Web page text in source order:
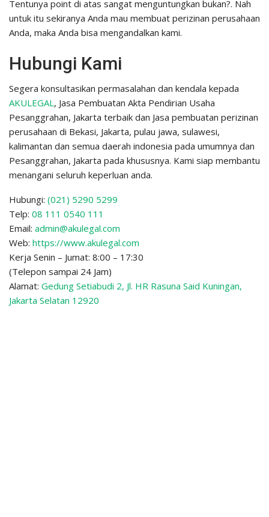
Tentunya point di atas sangat menguntungkan bukan?. Nah
untuk itu sekiranya Anda mau membuat perizinan perusahaan
Anda, maka Anda bisa mengandalkan kami.
Hubungi Kami
Segera konsultasikan permasalahan dan kendala kepada
AKULEGAL, Jasa Pembuatan Akta Pendirian Usaha
Pesanggrahan, Jakarta terbaik dan Jasa pembuatan perizinan
perusahaan di Bekasi, Jakarta, pulau jawa, sulawesi,
kalimantan dan semua daerah indonesia pada umumnya dan
Pesanggrahan, Jakarta pada khususnya. Kami siap membantu
menangani seluruh keperluan anda.
Hubungi: (021) 5290 5299
Telp: 08 111 0540 111
Email: admin@akulegal.com
Web: https://www.akulegal.com
Kerja Senin – Jumat: 8:00 – 17:30
(Telepon sampai 24 Jam)
Alamat: Gedung Setiabudi 2, Jl. HR Rasuna Said Kuningan,
Jakarta Selatan 12920